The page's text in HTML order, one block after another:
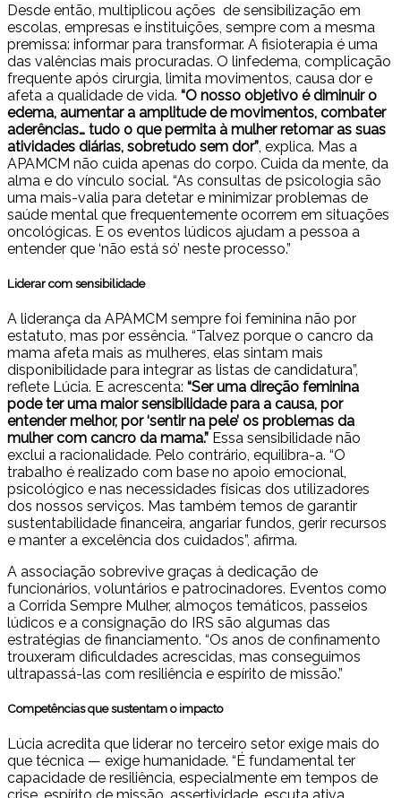
Desde então, multiplicou ações de sensibilização em
escolas, empresas e instituições, sempre com a mesma
premissa: informar para transformar. A fisioterapia é uma
das valências mais procuradas. O linfedema, complicação
frequente após cirurgia, limita movimentos, causa dor e
afeta a qualidade de vida. “O nosso objetivo é diminuir o
edema, aumentar a amplitude de movimentos, combater
aderências… tudo o que permita à mulher retomar as suas
atividades diárias, sobretudo sem dor” , explica. Mas a
APAMCM não cuida apenas do corpo. Cuida da mente, da
alma e do vínculo social. “As consultas de psicologia são
uma mais-valia para detetar e minimizar problemas de
saúde mental que frequentemente ocorrem em situações
oncológicas. E os eventos lúdicos ajudam a pessoa a
entender que ‘não está só’ neste processo.”
Liderar com sensibilidade
A liderança da APAMCM sempre foi feminina não por
estatuto, mas por essência. “Talvez porque o cancro da
mama afeta mais as mulheres, elas sintam mais
disponibilidade para integrar as listas de candidatura”,
reflete Lúcia. E acrescenta: “Ser uma direção feminina
pode ter uma maior sensibilidade para a causa, por
entender melhor, por ‘sentir na pele’ os problemas da
mulher com cancro da mama.” Essa sensibilidade não
exclui a racionalidade. Pelo contrário, equilibra-a. “O
trabalho é realizado com base no apoio emocional,
psicológico e nas necessidades físicas dos utilizadores
dos nossos serviços. Mas também temos de garantir
sustentabilidade financeira, angariar fundos, gerir recursos
e manter a excelência dos cuidados”, afirma.
A associação sobrevive graças à dedicação de
funcionários, voluntários e patrocinadores. Eventos como
a Corrida Sempre Mulher, almoços temáticos, passeios
lúdicos e a consignação do IRS são algumas das
estratégias de financiamento. “Os anos de confinamento
trouxeram dificuldades acrescidas, mas conseguimos
ultrapassá-las com resiliência e espírito de missão.”
Competências que sustentam o impacto
Lúcia acredita que liderar no terceiro setor exige mais do
que técnica — exige humanidade. “É fundamental ter
capacidade de resiliência, especialmente em tempos de